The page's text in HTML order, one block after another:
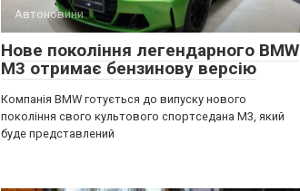
Автоновини
Нове покоління легендарного BMW
M3 отримає бензинову версію
Компанія BMW готується до випуску нового
покоління свого культового спортседана M3, який
буде представлений